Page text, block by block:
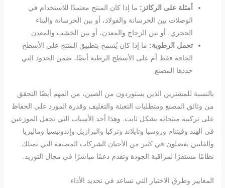
أمثلة على الركائز: ما إذا كان المنتج معتمدًا للاستخدام في
الوصلات بين الخرسانة والفولاذ، أو بين الخرسانة والبناء
الحجري، أو بين الزجاج والمعدن، أو بين الخشب والمعدن
تحمل الرطوبة: ما إذا كان يُسمح بتطبيق المنتج على الأسطح
الجافة فقط أم على الأسطح الرطبة أيضًا، ضمن الحدود التي
حددها المصنع
بالنسبة للمشترين الذين يستوردون من الصين، من المهم أيضًا التحقق
من وثائق المصنع ومتطلبات التعبئة والتغليف وقدرة المورد على الحفاظ
على تركيبة منتجاته بشكل ثابت. وهذا أحد الأسباب التي تجعل الموزعين
في الهند وفيتنام وروسيا وتايلاند وتركيا والبرازيل وإندونيسيا وماليزيا
والفلبين يفضلون في كثير من الأحيان الشركات المصنعة التي تمتلك
نظامًا مستقرًا لمراقبة الجودة وتقدم دعمًا مباشرًا في مجال التوريد.
المعايير وطرق الاختبار التي تساعد في تحديد الأداء